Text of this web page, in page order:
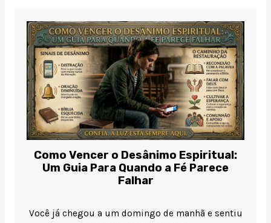
Como Vencer o Desânimo Espiritual:
Um Guia Para Quando a Fé Parece
Falhar
Você já chegou a um domingo de manhã e sentiu